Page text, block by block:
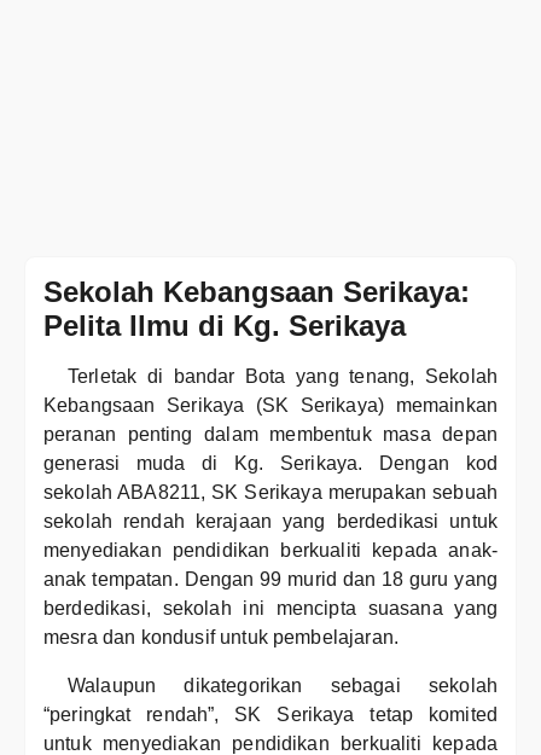
Sekolah Kebangsaan Serikaya:
Pelita Ilmu di Kg. Serikaya
Terletak di bandar Bota yang tenang, Sekolah
Kebangsaan Serikaya (SK Serikaya) memainkan
peranan penting dalam membentuk masa depan
generasi muda di Kg. Serikaya. Dengan kod
sekolah ABA8211, SK Serikaya merupakan sebuah
sekolah rendah kerajaan yang berdedikasi untuk
menyediakan pendidikan berkualiti kepada anak-
anak tempatan. Dengan 99 murid dan 18 guru yang
berdedikasi, sekolah ini mencipta suasana yang
mesra dan kondusif untuk pembelajaran.
Walaupun dikategorikan sebagai sekolah
“peringkat rendah”, SK Serikaya tetap komited
untuk menyediakan pendidikan berkualiti kepada